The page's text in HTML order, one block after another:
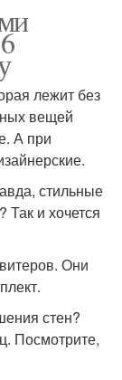
лежит без
вещей
А при
стильные
Так и хочется
Они
стен?
Посмотрите,